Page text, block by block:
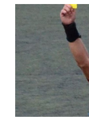
μεγαλύτερης
εικόνας